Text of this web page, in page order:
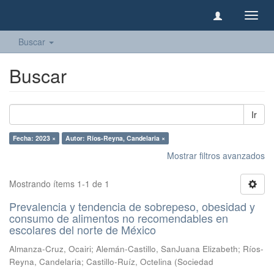
Buscar
Buscar
Ir
Fecha: 2023 × Autor: Ríos-Reyna, Candelaria ×
Mostrar filtros avanzados
Mostrando ítems 1-1 de 1
Prevalencia y tendencia de sobrepeso, obesidad y
consumo de alimentos no recomendables en
escolares del norte de México
Almanza-Cruz, Ocairi; Alemán-Castillo, SanJuana Elizabeth; Ríos-
Reyna, Candelaria; Castillo-Ruíz, Octelina (Sociedad